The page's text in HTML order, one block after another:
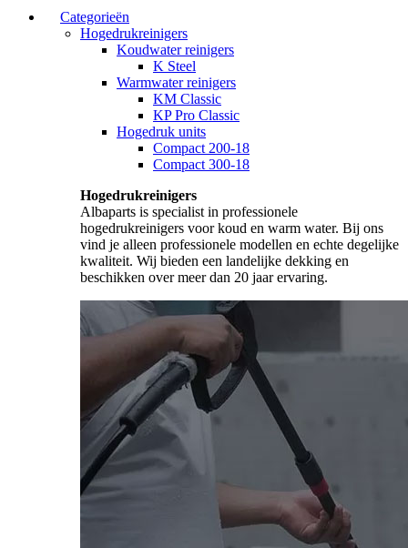
Categorieën
Hogedrukreinigers
Koudwater reinigers
K Steel
Warmwater reinigers
KM Classic
KP Pro Classic
Hogedruk units
Compact 200-18
Compact 300-18
Hogedrukreinigers
Albaparts is specialist in professionele
hogedrukreinigers voor koud en warm water. Bij ons
vind je alleen professionele modellen en echte degelijke
kwaliteit. Wij bieden een landelijke dekking en
beschikken over meer dan 20 jaar ervaring.